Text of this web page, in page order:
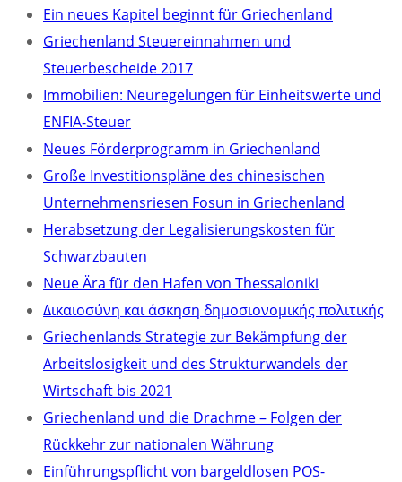
Ein neues Kapitel beginnt für Griechenland
Griechenland Steuereinnahmen und
Steuerbescheide 2017
Immobilien: Neuregelungen für Einheitswerte und
ENFIA-Steuer
Neues Förderprogramm in Griechenland
Große Investitionspläne des chinesischen
Unternehmensriesen Fosun in Griechenland
Herabsetzung der Legalisierungskosten für
Schwarzbauten
Neue Ära für den Hafen von Thessaloniki
Δικαιοσύνη και άσκηση δημοσιονομικής πολιτικής
Griechenlands Strategie zur Bekämpfung der
Arbeitslosigkeit und des Strukturwandels der
Wirtschaft bis 2021
Griechenland und die Drachme – Folgen der
Rückkehr zur nationalen Währung
Einführungspflicht von bargeldlosen POS-